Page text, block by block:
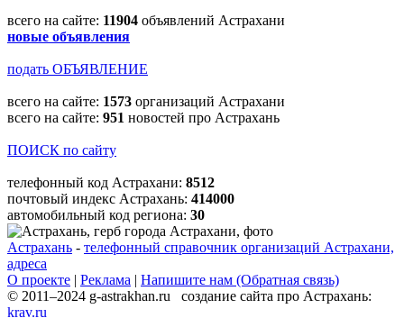
всего на сайте: 11904 объявлений Астрахани
новые объявления
подать ОБЪЯВЛЕНИЕ
всего на сайте: 1573 организаций Астрахани
всего на сайте: 951 новостей про Астрахань
ПОИСК по сайту
телефонный код Астрахани: 8512
почтовый индекс Астрахань: 414000
автомобильный код региона: 30
Астрахань - телефонный справочник организаций Астрахани,
адреса
О проекте | Реклама | Напишите нам (Обратная связь)
© 2011–2024 g-astrakhan.ru создание сайта про Астрахань:
krav.ru